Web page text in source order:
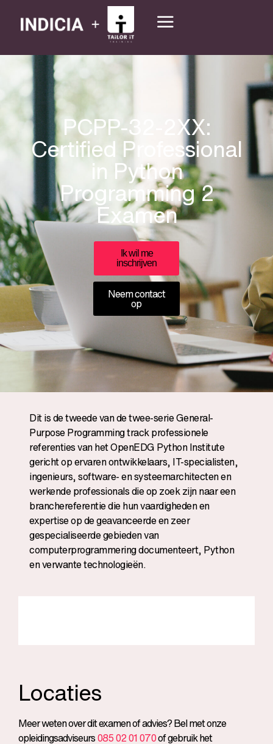
PCPP-32-2XX:
Certified Professional
in Python
Programming 2
Examen
Ik wil me
inschrijven
Neem contact
op
Dit is de tweede van de twee-serie General-
Purpose Programming track professionele
referenties van het OpenEDG Python Institute
gericht op ervaren ontwikkelaars, IT-specialisten,
ingenieurs, software- en systeemarchitecten en
werkende professionals die op zoek zijn naar een
branchereferentie die hun vaardigheden en
expertise op de geavanceerde en zeer
gespecialiseerde gebieden van
computerprogrammering documenteert, Python
en verwante technologieën.
Locaties
Meer weten over dit examen of advies? Bel met onze
opleidingsadviseurs085 02 01 070of gebruik het